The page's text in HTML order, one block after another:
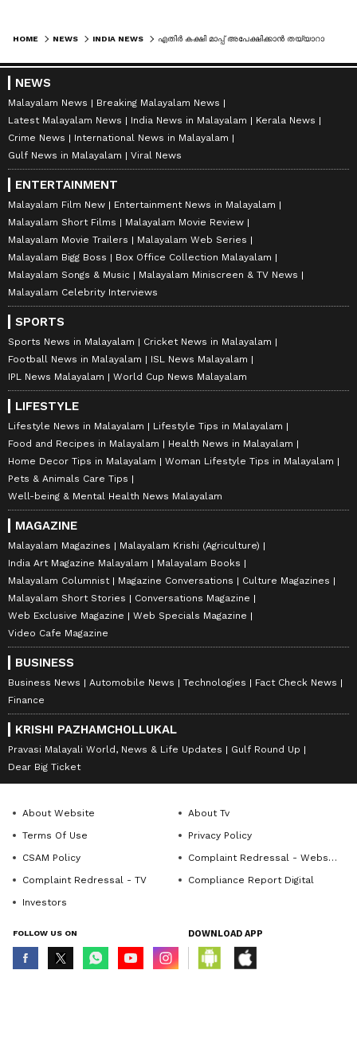
HOME NEWS INDIA NEWS
NEWS
Malayalam News
Breaking Malayalam News
Latest Malayalam News
India News in Malayalam
Kerala News
Crime News
International News in Malayalam
Gulf News in Malayalam
Viral News
ENTERTAINMENT
Malayalam Film New
Entertainment News in Malayalam
Malayalam Short Films
Malayalam Movie Review
Malayalam Movie Trailers
Malayalam Web Series
Malayalam Bigg Boss
Box Office Collection Malayalam
Malayalam Songs & Music
Malayalam Miniscreen & TV News
Malayalam Celebrity Interviews
SPORTS
Sports News in Malayalam
Cricket News in Malayalam
Football News in Malayalam
ISL News Malayalam
IPL News Malayalam
World Cup News Malayalam
LIFESTYLE
Lifestyle News in Malayalam
Lifestyle Tips in Malayalam
Food and Recipes in Malayalam
Health News in Malayalam
Home Decor Tips in Malayalam
Woman Lifestyle Tips in Malayalam
Pets & Animals Care Tips
Well-being & Mental Health News Malayalam
MAGAZINE
Malayalam Magazines
Malayalam Krishi (Agriculture)
India Art Magazine Malayalam
Malayalam Books
Malayalam Columnist
Magazine Conversations
Culture Magazines
Malayalam Short Stories
Conversations Magazine
Web Exclusive Magazine
Web Specials Magazine
Video Cafe Magazine
BUSINESS
Business News Automobile News Technologies
Fact Check News
Finance
KRISHI PAZHAMCHOLLUKAL
Pravasi Malayali World, News & Life Updates
Gulf Round Up
Dear Big Ticket
About Website
About Tv
Terms Of Use
Privacy Policy
CSAM Policy
Complaint Redressal - Website
Complaint Redressal - TV
Compliance Report Digital
Investors
FOLLOW US ON DOWNLOAD APP